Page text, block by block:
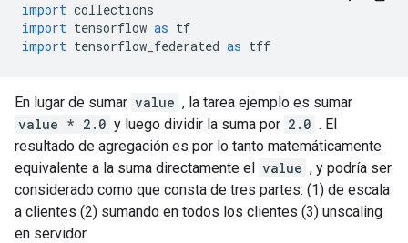
import collections
import tensorflow as tf
import tensorflow_federated as tff
En lugar de sumar value , la tarea ejemplo es sumar
value * 2.0 y luego dividir la suma por 2.0 . El
resultado de agregación es por lo tanto matemáticamente
equivalente a la suma directamente el value , y podría ser
considerado como que consta de tres partes: (1) de escala
a clientes (2) sumando en todos los clientes (3) unscaling
en servidor.